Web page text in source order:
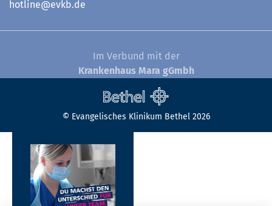
hotline@evkb.de
Im Verbund mit der
Krankenhaus Mara gGmbh
© Evangelisches Klinikum Bethel 2026